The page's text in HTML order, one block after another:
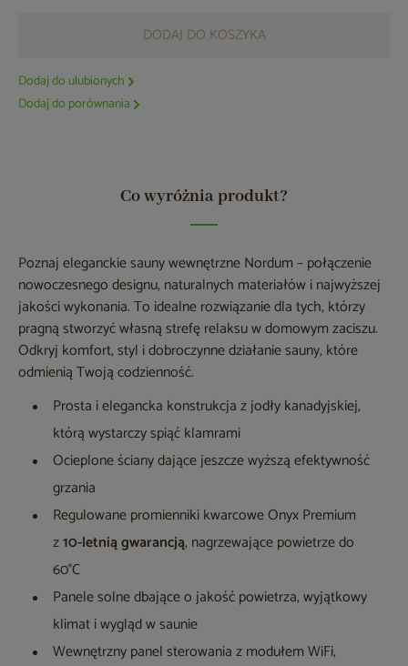
DODAJ DO KOSZYKA
Dodaj do ulubionych
Dodaj do porównania
Co wyróżnia produkt?
Poznaj eleganckie sauny wewnętrzne Nordum – połączenie
nowoczesnego designu, naturalnych materiałów i najwyższej
jakości wykonania. To idealne rozwiązanie dla tych, którzy
pragną stworzyć własną strefę relaksu w domowym zaciszu.
Odkryj komfort, styl i dobroczynne działanie sauny, które
odmienią Twoją codzienność.
Prosta i elegancka konstrukcja z jodły kanadyjskiej,
którą wystarczy spiąć klamrami
Ocieplone ściany dające jeszcze wyższą efektywność
grzania
Regulowane promienniki kwarcowe Onyx Premium
z10-letnią gwarancją, nagrzewające powietrze do
60°C
Panele solne dbające o jakość powietrza, wyjątkowy
klimat i wygląd w saunie
Wewnętrzny panel sterowania z modułem WiFi,